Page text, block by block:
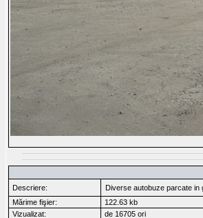
Descriere:
Diverse autobuze parcate in
Mărime fişier:
122.63 kb
Vizualizat:
de 16705 ori